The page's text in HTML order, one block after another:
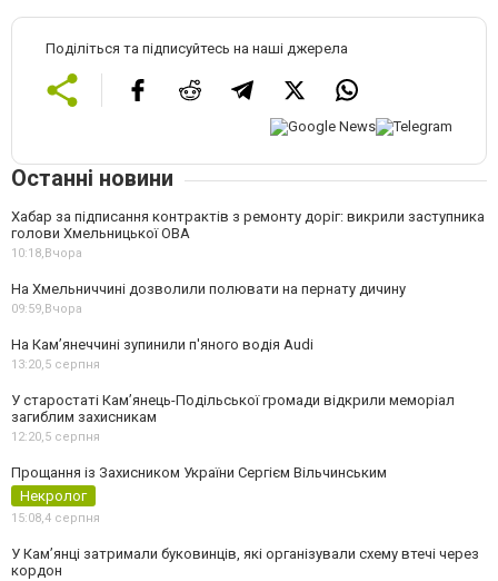
Поділіться та підписуйтесь на наші джерела
Останні новини
Хабар за підписання контрактів з ремонту доріг: викрили заступника
голови Хмельницької ОВА
10:18, Вчора
На Хмельниччині дозволили полювати на пернату дичину
09:59, Вчора
На Камʼянеччині зупинили п'яного водія Audi
13:20,5 серпня
У старостаті Кам’янець-Подільської громади відкрили меморіал
загиблим захисникам
12:20,5 серпня
Прощання із Захисником України Сергієм Вільчинським
Некролог
15:08,4 серпня
У Кам’янці затримали буковинців, які організували схему втечі через
кордон